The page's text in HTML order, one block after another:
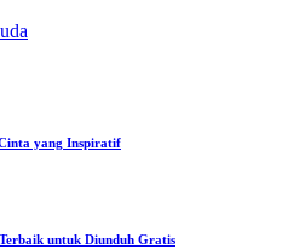
yang Inspiratif
untuk Diunduh Gratis